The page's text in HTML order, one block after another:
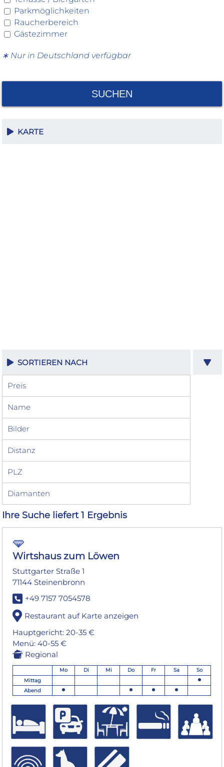
Parkmöglichkeiten
Raucherbereich
Gästezimmer
∗ Nur in Deutschland verfügbar
SUCHEN
KARTE
SORTIEREN NACH
Preis
Name
Bilder
Distanz
PLZ
Diamanten
Ihre Suche liefert 1 Ergebnis
Wirtshaus zum Löwen
Stuttgarter Straße 1
71144 Steinenbronn
+49 7157 7054578
Restaurant auf Karte anzeigen
Hauptgericht: 20-35 €
Menü: 40-55 €
Regional
Mo Di Mi Do Fr Sa
So
Mittag
Abend